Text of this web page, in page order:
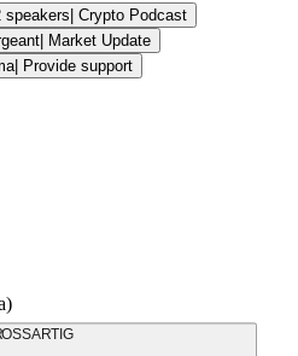
speakers| Crypto Podcast
| Market Update
| Provide support